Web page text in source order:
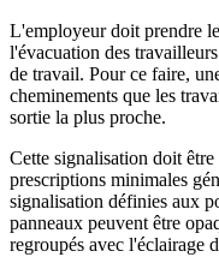
L'employeur doit prendre
l'évacuation des
de travail. Pour ce faire,
cheminements que les
sortie la plus proche.
Cette signalisation doit
prescriptions minimales
signalisation définies aux
panneaux peuvent être
regroupés avec l'éclairage